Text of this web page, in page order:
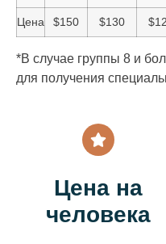
Цена $150 $130
*В случае группы 8 и
для получения
Цена на
человека